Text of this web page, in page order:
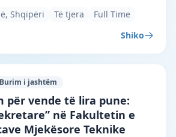
Shqipëri
Të tjera Full Time
Shiko
Burim i jashtëm
of Medicine, Tirana · Tiranë
për vende të lira pune:
në Fakultetin e
Mjekësore Teknike